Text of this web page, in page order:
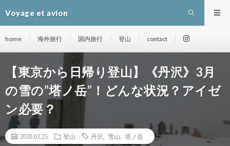
Voyage et avion
home 海外旅行 国内旅行 登山 contact
【東京から日帰り登山】《丹沢》3月
の雪の”塔ノ岳”！どんな状況？アイゼ
ン必要？
2020.03.25 登山 丹沢 雪山 塔ノ岳